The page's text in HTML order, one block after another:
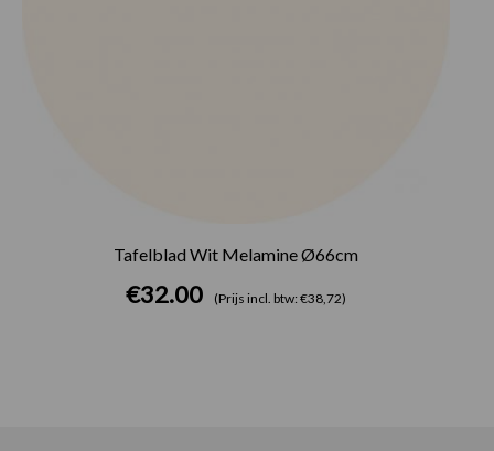
Tafelblad Wit Melamine Ø66cm
€32.00 (Prijs incl. btw: €38,72)